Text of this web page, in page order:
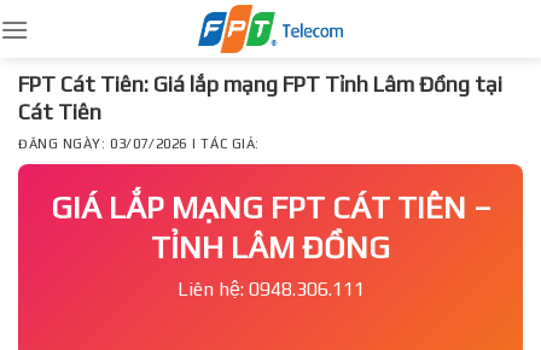
to
content
FPT Cát Tiên: Giá lắp mạng FPT Tỉnh Lâm Đồng tại
Cát Tiên
ĐĂNG NGÀY: 03/07/2026 | TÁC GIẢ:
GIÁ LẮP MẠNG FPT CÁT TIÊN –
TỈNH LÂM ĐỒNG
Liên hệ: 0948.306.111